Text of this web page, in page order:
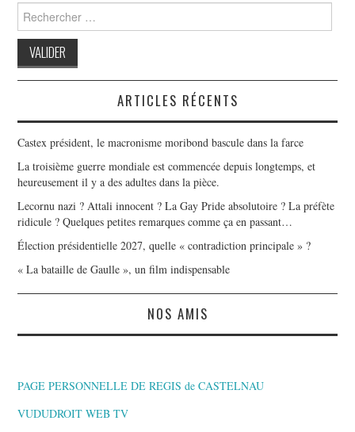
Search
for:
ARTICLES RÉCENTS
Castex président, le macronisme moribond bascule dans la farce
La troisième guerre mondiale est commencée depuis longtemps, et
heureusement il y a des adultes dans la pièce.
Lecornu nazi ? Attali innocent ? La Gay Pride absolutoire ? La préfète
ridicule ? Quelques petites remarques comme ça en passant…
Élection présidentielle 2027, quelle « contradiction principale » ?
« La bataille de Gaulle », un film indispensable
NOS AMIS
PAGE PERSONNELLE DE REGIS de CASTELNAU
VUDUDROIT WEB TV